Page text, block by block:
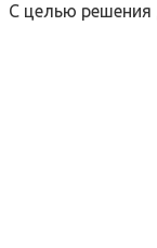
С целью решения